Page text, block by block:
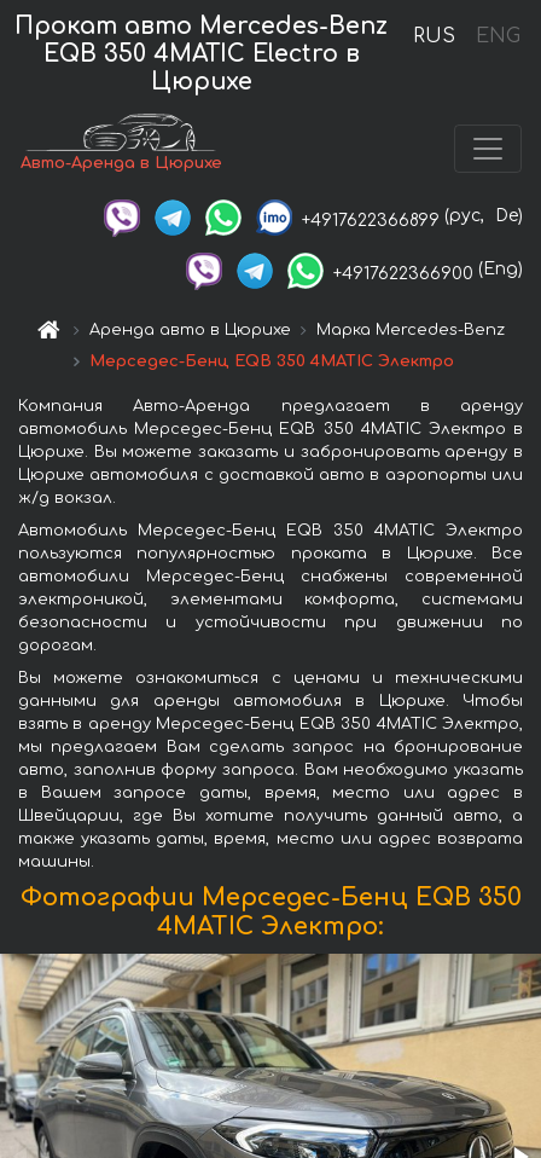
RUS ENG
Прокат авто Mercedes-Benz
EQB 350 4MATIC Electro в
Цюрихе
Авто-Аренда в Цюрихе
+4917622366899 (рус, De)
+4917622366900 (Eng)
Аренда авто в Цюрихе
Марка Mercedes-Benz
Мерседес-Бенц EQB 350 4MATIC Электро
Компания Авто-Аренда предлагает в аренду
автомобиль Мерседес-Бенц EQB 350 4MATIC Электро в
Цюрихе. Вы можете заказать и забронировать аренду в
Цюрихе автомобиля с доставкой авто в аэропорты или
ж/д вокзал.
Автомобиль Мерседес-Бенц EQB 350 4MATIC Электро
пользуются популярностью проката в Цюрихе. Все
автомобили Мерседес-Бенц снабжены современной
электроникой, элементами комфорта, системами
безопасности и устойчивости при движении по
дорогам.
Вы можете ознакомиться с ценами и техническими
данными для аренды автомобиля в Цюрихе. Чтобы
взять в аренду Мерседес-Бенц EQB 350 4MATIC Электро,
мы предлагаем Вам сделать запрос на бронирование
авто, заполнив форму запроса. Вам необходимо указать
в Вашем запросе даты, время, место или адрес в
Швейцарии, где Вы хотите получить данный авто, а
также указать даты, время, место или адрес возврата
машины.
Фотографии Мерседес-Бенц EQB 350
4MATIC Электро: